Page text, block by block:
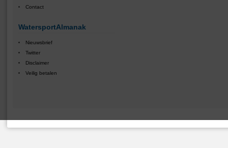
Contact
WatersportAlmanak
Nieuwsbrief
Twitter
Disclaimer
Veilig betalen